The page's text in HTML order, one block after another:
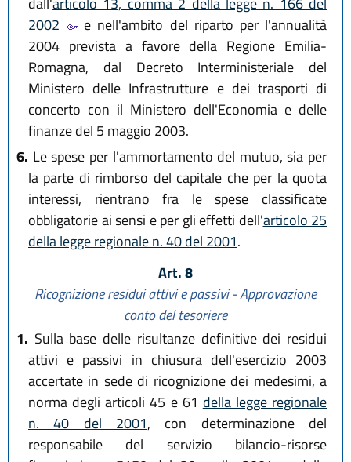
2002
e nell'ambito del riparto per l'annualità
2004 prevista a favore della Regione Emilia-
Romagna, dal Decreto Interministeriale del
Ministero delle Infrastrutture e dei trasporti di
concerto con il Ministero dell'Economia e delle
finanze del 5 maggio 2003.
6. Le spese per l'ammortamento del mutuo, sia per
la parte di rimborso del capitale che per la quota
interessi, rientrano fra le spese classificate
obbligatorie ai sensi e per gli effetti dell'articolo 25
della legge regionale n. 40 del 2001.
Art. 8
Ricognizione residui attivi e passivi - Approvazione
conto del tesoriere
1. Sulla base delle risultanze definitive dei residui
attivi e passivi in chiusura dell'esercizio 2003
accertate in sede di ricognizione dei medesimi, a
norma degli articoli 45 e 61 della legge regionale
n. 40 del 2001, con determinazione del
responsabile del servizio bilancio-risorse